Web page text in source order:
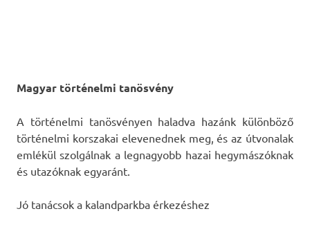
Magyar történelmi tanösvény
A történelmi tanösvényen haladva hazánk különböző
történelmi korszakai elevenednek meg, és az útvonalak
emlékül szolgálnak a legnagyobb hazai hegymászóknak
és utazóknak egyaránt.
Jó tanácsok a kalandparkba érkezéshez